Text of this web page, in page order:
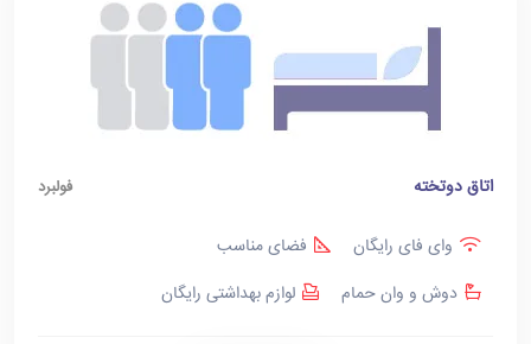
اتاق دوتخته فولبرد
وای فای رایگان
فضای مناسب
دوش و وان حمام
لوازم بهداشتی رایگان